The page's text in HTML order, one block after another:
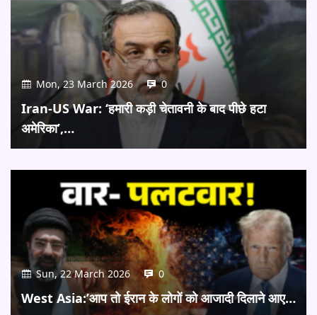
Mon, 23 March 2026 0
Iran-US War: ‘हमारी कड़ी चेतावनी के बाद पीछे हटा
अमेरिका’,…
Sun, 22 March 2026 0
West Asia:’आप तो ईरान के लोगों को आजादी दिलाने आए…